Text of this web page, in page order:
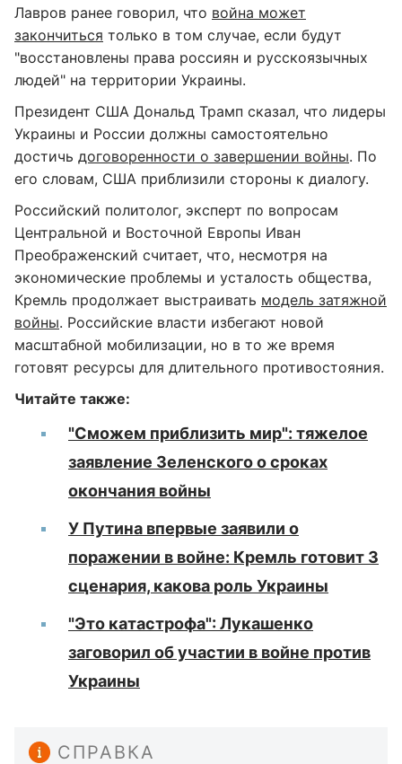
Лавров ранее говорил, что война может
закончиться только в том случае, если будут
"восстановлены права россиян и русскоязычных
людей" на территории Украины.
Президент США Дональд Трамп сказал, что лидеры
Украины и России должны самостоятельно
достичь договоренности о завершении войны. По
его словам, США приблизили стороны к диалогу.
Российский политолог, эксперт по вопросам
Центральной и Восточной Европы Иван
Преображенский считает, что, несмотря на
экономические проблемы и усталость общества,
Кремль продолжает выстраивать модель затяжной
войны. Российские власти избегают новой
масштабной мобилизации, но в то же время
готовят ресурсы для длительного противостояния.
Читайте также:
"Сможем приблизить мир": тяжелое
заявление Зеленского о сроках
окончания войны
У Путина впервые заявили о
поражении в войне: Кремль готовит 3
сценария, какова роль Украины
"Это катастрофа": Лукашенко
заговорил об участии в войне против
Украины
СПРАВКА